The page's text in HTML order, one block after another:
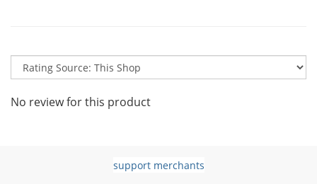
No review for this product
support merchants